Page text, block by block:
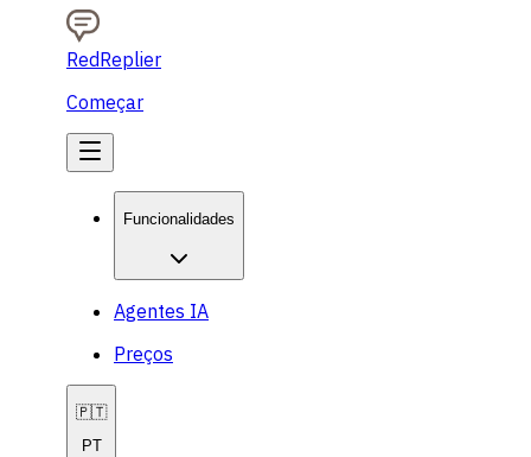
RedReplier
Começar
Funcionalidades
Agentes IA
Preços
🇵🇹
PT